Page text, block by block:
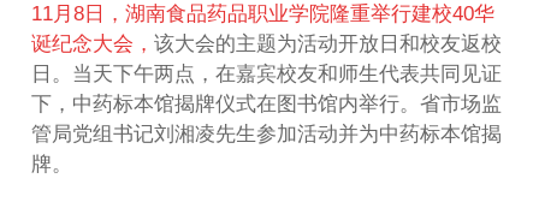
11月8日，湖南食品药品职业学院隆重举行建校40华
诞纪念大会，该大会的主题为活动开放日和校友返校
日。当天下午两点，在嘉宾校友和师生代表共同见证
下，中药标本馆揭牌仪式在图书馆内举行。省市场监
管局党组书记刘湘凌先生参加活动并为中药标本馆揭
牌。